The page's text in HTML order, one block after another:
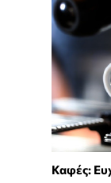
Καφές: